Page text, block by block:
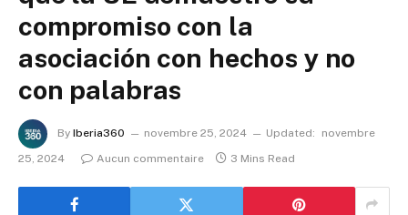
compromiso con la
asociación con hechos y no
con palabras
By Iberia360 novembre 25, 2024 Updated:
novembre
25, 2024
Aucun commentaire 3 Mins Read